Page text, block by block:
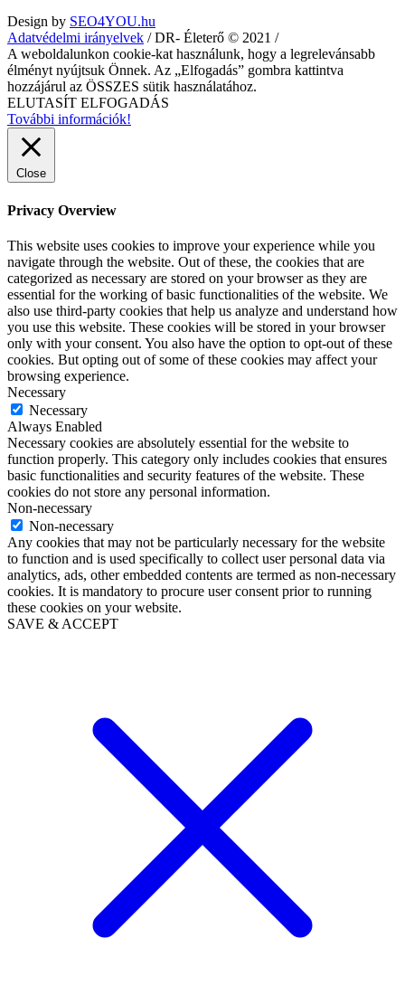
Design by SEO4YOU.hu
Adatvédelmi irányelvek / DR- Életerő © 2021 /
A weboldalunkon cookie-kat használunk, hogy a legrelevánsabb
élményt nyújtsuk Önnek. Az „Elfogadás” gombra kattintva
hozzájárul az ÖSSZES sütik használatához.
ELUTASÍT ELFOGADÁS
További információk!
Close
Privacy Overview
This website uses cookies to improve your experience while you
navigate through the website. Out of these, the cookies that are
categorized as necessary are stored on your browser as they are
essential for the working of basic functionalities of the website. We
also use third-party cookies that help us analyze and understand how
you use this website. These cookies will be stored in your browser
only with your consent. You also have the option to opt-out of these
cookies. But opting out of some of these cookies may affect your
browsing experience.
Necessary
Necessary
Always Enabled
Necessary cookies are absolutely essential for the website to
function properly. This category only includes cookies that ensures
basic functionalities and security features of the website. These
cookies do not store any personal information.
Non-necessary
Non-necessary
Any cookies that may not be particularly necessary for the website
to function and is used specifically to collect user personal data via
analytics, ads, other embedded contents are termed as non-necessary
cookies. It is mandatory to procure user consent prior to running
these cookies on your website.
SAVE & ACCEPT